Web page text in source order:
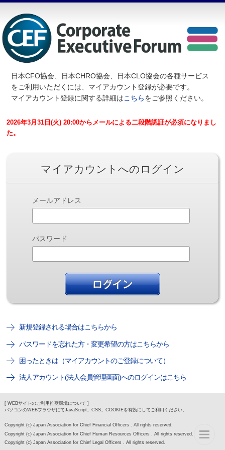
日本CFO協会、日本CHRO協会、日本CLO協会の各種サービス
をご利用いただくには、マイアカウント登録が必要です。
マイアカウント登録に関する詳細はこちらをご参照ください。
2026年3月31日(火) 20:00からメールによる二段階認証が必須になりまし
た。
マイアカウントへのログイン
メールアドレス
パスワード
新規登録される場合はこちらから
パスワードを忘れた方・変更希望の方はこちらから
困ったときは（マイアカウントのご登録について）
法人アカウント(法人会員管理画面)へのログインはこちら
[ WEBサイトのご利用推奨環境について ]
パソコンのWEBブラウザにてJavaScript、CSS、COOKIEを有効にしてご利用ください。
Copyright (c) Japan Association for Chief Financial Officers . All rights reserved.
Copyright (c) Japan Association for Chief Human Resources Officers . All rights reserved.
Copyright (c) Japan Association for Chief Legal Officers . All rights reserved.